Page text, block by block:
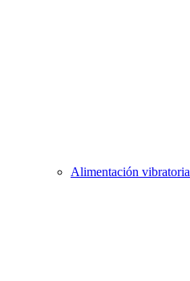
Alimentación vibratoria